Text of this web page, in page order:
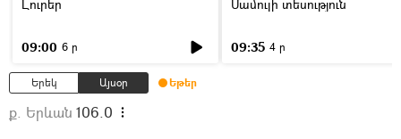
Լուրեր
09:00 6 ր
Մամուլի տեսություն
09:35 4 ր
Երեկ Այսօր Եթեր
ք. Երևան 106.0